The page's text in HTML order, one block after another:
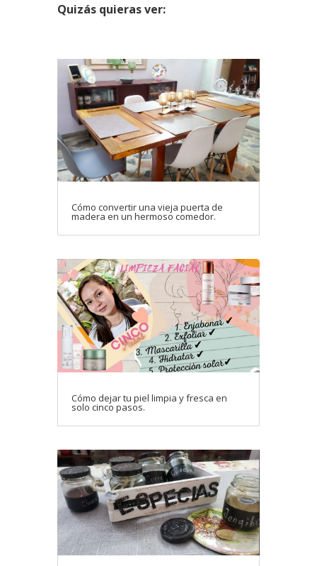
Quizásquieras ver:
Cómo convertir una vieja puerta de
madera en un hermoso comedor.
Cómo dejar tu piel limpia y fresca en
solo cinco pasos.